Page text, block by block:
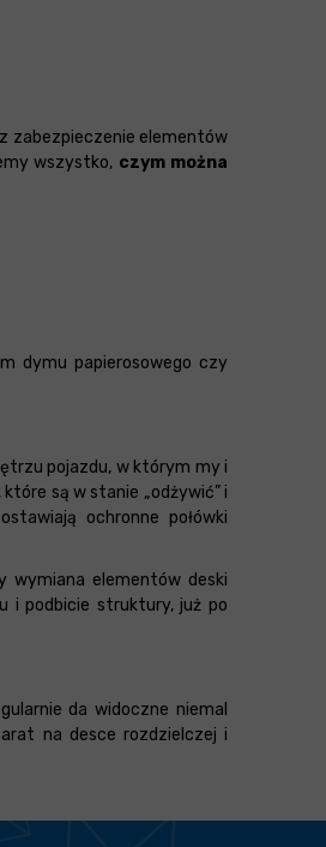
zabezpieczenie elementów
wszystko, czym można
dymu papierosowego czy
pojazdu, w którym my i
które są w stanie „odżywić” i
ochronne połówki
wymiana elementów deski
i podbicie struktury, już po
da widoczne niemal
na desce rozdzielczej i